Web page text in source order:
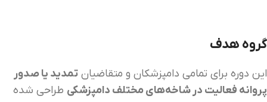
گروه هدف
این دوره برای تمامی دامپزشکان و متقاضیان تمدید یا صدور
پروانه فعالیت در شاخه‌های مختلف دامپزشکی طراحی شده